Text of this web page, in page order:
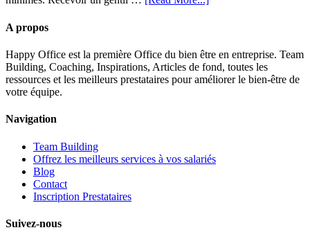
A propos
Happy Office est la première Office du bien être en entreprise. Team
Building, Coaching, Inspirations, Articles de fond, toutes les
ressources et les meilleurs prestataires pour améliorer le bien-être de
votre équipe.
Navigation
Team Building
Offrez les meilleurs services à vos salariés
Blog
Contact
Inscription Prestataires
Suivez-nous